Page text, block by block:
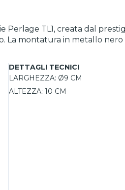
Perlage TL1, creata dal
La montatura in metallo
fumé, distintivo della
alla sua dimensione
una lampadina con potenza
ON/OFF rende comodo il
Disponibile anche nella
DETTAGLI TECNICI
LARGHEZZA: Ø9 CM
ALTEZZA: 10 CM